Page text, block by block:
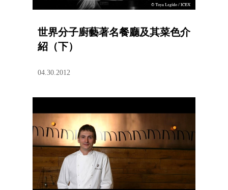
世界分子廚藝著名餐廳及其菜色介
紹（下）
04.30.2012